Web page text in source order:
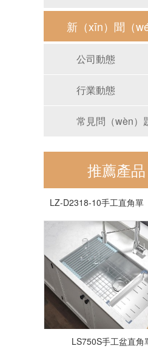
公司動態
行業動態
常見問（wèn）
推薦產品
RB-S01手工圓形洗
LZ-D2318-10手工直角單
LS750S手工盆直角